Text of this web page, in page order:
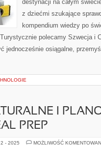
destynacji na całym
z dziećmi szukające
kompendium wiedzy po
polecamy Szwecja i
jednocześnie osiągalne,
I
PREP
- 2025 MOŻLIWOŚĆ